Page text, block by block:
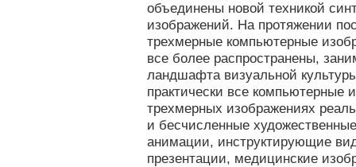
объединены новой техникой
изображений. На протяжении
трехмерные компьютерные
все более распространены,
ландшафта визуальной
практически все компьютерные
трехмерных изображениях
и бесчисленные
анимации, инструктирующие
презентации, медицинские